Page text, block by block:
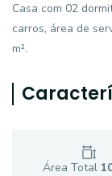
Casa com 02
carros, área de
m².
Área Total